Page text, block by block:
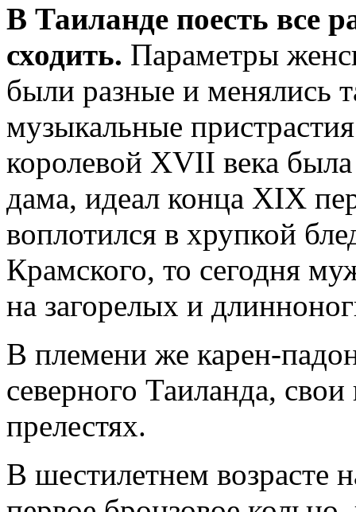
В Таиланде поесть все
сходить. Параметры
были разные и менялись
музыкальные
королевой XVII века
дама, идеал конца XIX
воплотился в хрупкой
Крамского, то сегодня
на загорелых и
В племени же карен-
северного Таиланда,
прелестях.
В шестилетнем возрасте